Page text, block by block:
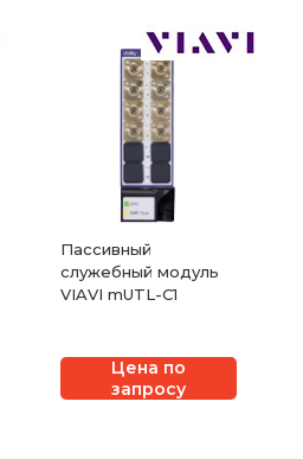
Пассивный
служебный модуль
VIAVI mUTL-C1
Цена по
запросу